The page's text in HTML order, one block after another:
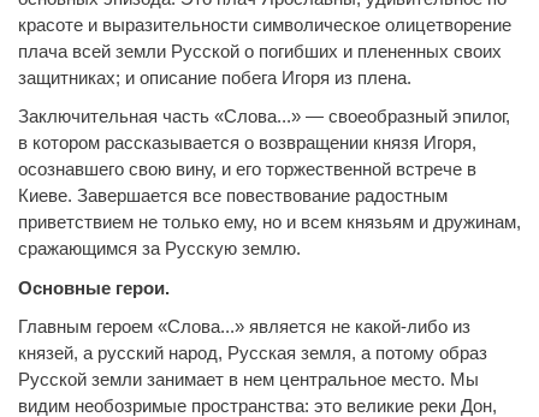
красоте и выразительности символическое олицетворение
плача всей земли Русской о погибших и плененных своих
защитниках; и описание побега Игоря из плена.
Заключительная часть «Слова...» — своеобразный эпилог,
в котором рассказывается о возвращении князя Игоря,
осознавшего свою вину, и его торжественной встрече в
Киеве. Завершается все повествование радостным
приветствием не только ему, но и всем князьям и дружинам,
сражающимся за Русскую землю.
Основные герои.
Главным героем «Слова...» является не какой-либо из
князей, а русский народ, Русская земля, а потому образ
Русской земли занимает в нем центральное место. Мы
видим необозримые пространства: это великие реки Дон,